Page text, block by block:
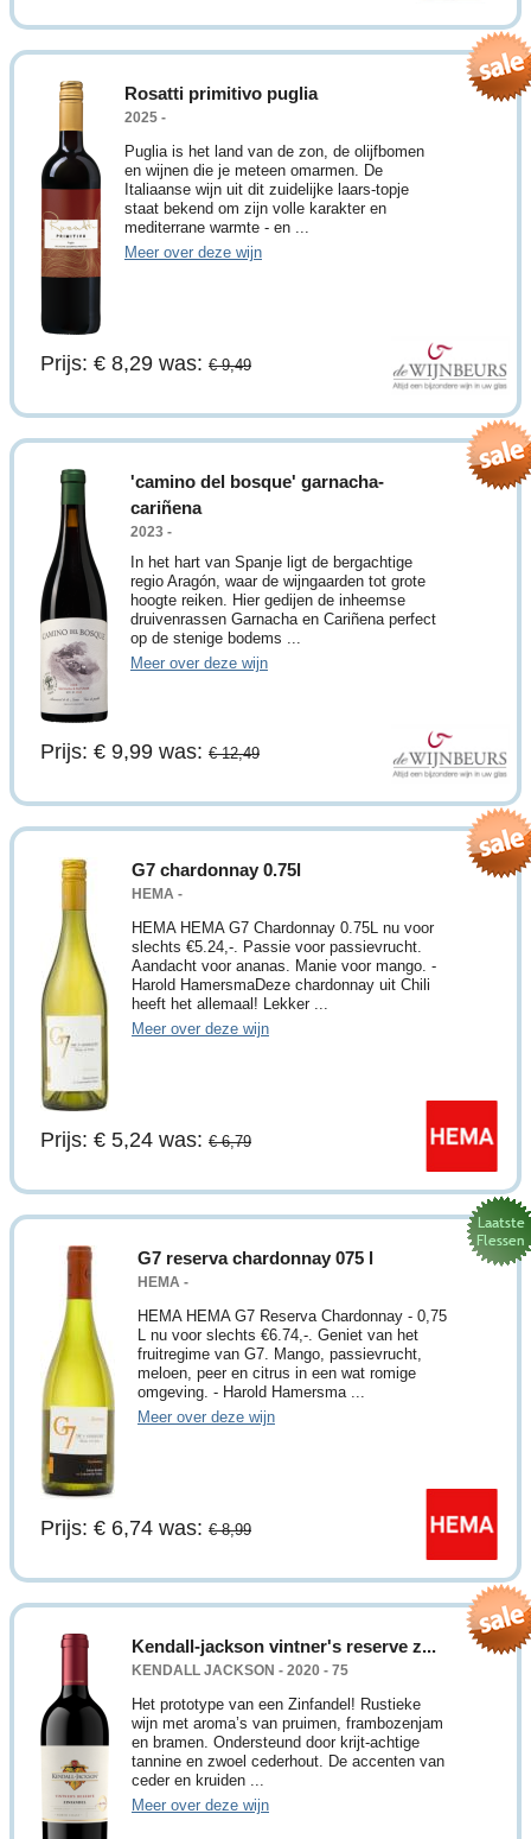
Rosatti primitivo puglia
2025 -
Puglia is het land van de zon, de olijfbomen
en wijnen die je meteen omarmen. De
Italiaanse wijn uit dit zuidelijke laars-topje
staat bekend om zijn volle karakter en
mediterrane warmte - en ...
Meer over deze wijn
Prijs: € 8,29 was: € 9,49
'camino del bosque' garnacha-
cariñena
2023 -
In het hart van Spanje ligt de bergachtige
regio Aragón, waar de wijngaarden tot grote
hoogte reiken. Hier gedijen de inheemse
druivenrassen Garnacha en Cariñena perfect
op de stenige bodems ...
Meer over deze wijn
Prijs: € 9,99 was: € 12,49
G7 chardonnay 0.75l
HEMA -
HEMA HEMA G7 Chardonnay 0.75L nu voor
slechts €5.24,-. Passie voor passievrucht.
Aandacht voor ananas. Manie voor mango. -
Harold HamersmaDeze chardonnay uit Chili
heeft het allemaal! Lekker ...
Meer over deze wijn
Prijs: € 5,24 was: € 6,79
G7 reserva chardonnay 075 l
HEMA -
HEMA HEMA G7 Reserva Chardonnay - 0,75
L nu voor slechts €6.74,-. Geniet van het
fruitregime van G7. Mango, passievrucht,
meloen, peer en citrus in een wat romige
omgeving. - Harold Hamersma ...
Meer over deze wijn
Prijs: € 6,74 was: € 8,99
Kendall-jackson vintner's reserve z...
KENDALL JACKSON - 2020 - 75
Het prototype van een Zinfandel! Rustieke
wijn met aroma’s van pruimen, frambozenjam
en bramen. Ondersteund door krijt-achtige
tannine en zwoel cederhout. De accenten van
ceder en kruiden ...
Meer over deze wijn